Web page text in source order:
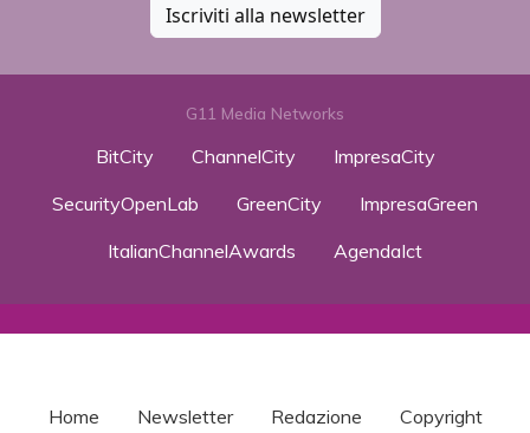
Iscriviti alla newsletter
G11 Media Networks
BitCity ChannelCity
ImpresaCity
SecurityOpenLab
GreenCity
ImpresaGreen
ItalianChannelAwards
AgendaIct
Home Newsletter Redazione Copyright